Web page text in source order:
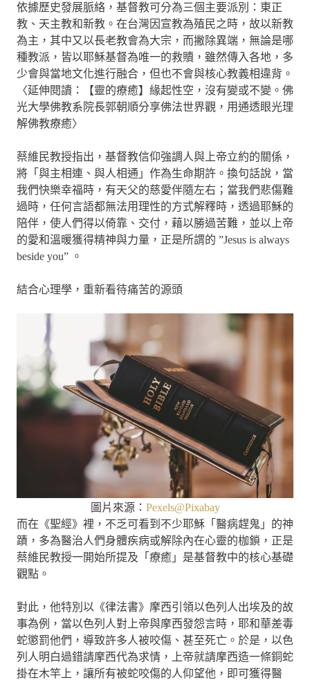
依據歷史發展脈絡，基督教可分為三個主要派別：東正
教、天主教和新教。在台灣因宣教為殖民之時，故以新教
為主，其中又以長老教會為大宗，而撇除異端，無論是哪
種教派，皆以耶穌基督為唯一的救贖，雖然傳入各地，多
少會與當地文化進行融合，但也不會與核心教義相違背。
〈延伸閱讀：【靈的療癒】緣起性空，沒有變或不變。佛
光大學佛教系院長郭朝順分享佛法世界觀，用通透眼光理
解佛教療癒〉
蔡維民教授指出，基督教信仰強調人與上帝立約的關係，
將「與主相連、與人相通」作為生命期許。換句話說，當
我們快樂幸福時，有天父的慈愛伴隨左右；當我們悲傷難
過時，任何言語都無法用理性的方式解釋時，透過耶穌的
陪伴，使人們得以倚靠、交付，藉以勝過苦難，並以上帝
的愛和溫暖獲得精神與力量，正是所謂的 ”Jesus is always
beside you” 。
結合心理學，重新看待痛苦的源頭
圖片來源： Pexels@Pixabay
而在《聖經》裡，不乏可看到不少耶穌「醫病趕鬼」的神
蹟，多為醫治人們身體疾病或解除內在心靈的枷鎖，正是
蔡維民教授一開始所提及「療癒」是基督教中的核心基礎
觀點。
對此，他特別以《律法書》摩西引領以色列人出埃及的故
事為例，當以色列人對上帝與摩西發怨言時，耶和華差毒
蛇懲罰他們，導致許多人被咬傷、甚至死亡。於是，以色
列人明白過錯請摩西代為求情，上帝就請摩西造一條銅蛇
掛在木竿上，讓所有被蛇咬傷的人仰望他，即可獲得醫